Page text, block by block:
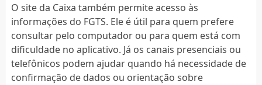
O site da Caixa também permite acesso às
informações do FGTS. Ele é útil para quem prefere
consultar pelo computador ou para quem está com
dificuldade no aplicativo. Já os canais presenciais ou
telefônicos podem ajudar quando há necessidade de
confirmação de dados ou orientação sobre